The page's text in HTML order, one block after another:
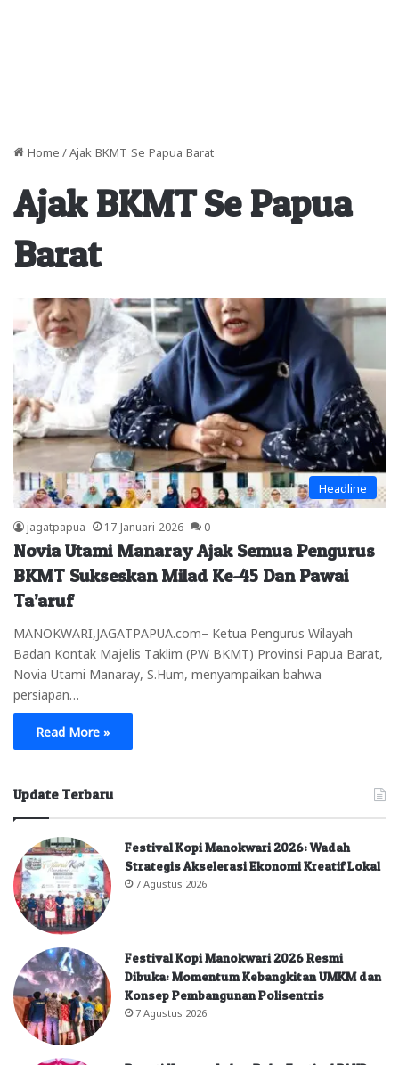
Home / Ajak BKMT Se Papua Barat
Ajak BKMT Se Papua
Barat
Headline
jagatpapua 17 Januari 2026 0
Novia Utami Manaray Ajak Semua Pengurus
BKMT Sukseskan Milad Ke-45 Dan Pawai
Ta’aruf
MANOKWARI,JAGATPAPUA.com– Ketua Pengurus Wilayah
Badan Kontak Majelis Taklim (PW BKMT) Provinsi Papua Barat,
Novia Utami Manaray, S.Hum, menyampaikan bahwa
persiapan…
Read More »
Update Terbaru
Festival Kopi Manokwari 2026: Wadah
Strategis Akselerasi Ekonomi Kreatif Lokal
7 Agustus 2026
Festival Kopi Manokwari 2026 Resmi
Dibuka: Momentum Kebangkitan UMKM dan
Konsep Pembangunan Polisentris
7 Agustus 2026